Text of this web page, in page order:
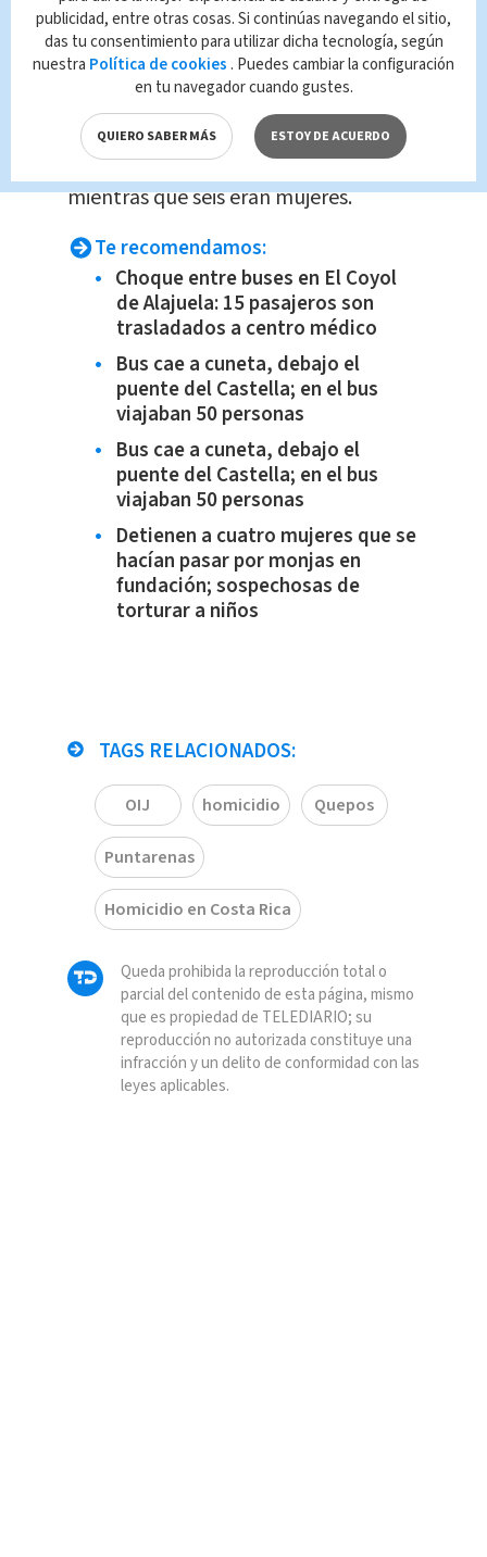
San José son las provincias con más
incidencia, con 40 cada una. Le sigue
Puntarenas con 34 homicidios y
Alajuela con 17.
De las víctimas 155 eran hombres,
mientras que seis eran mujeres.
Te recomendamos:
Choque entre buses en El Coyol
de Alajuela: 15 pasajeros son
trasladados a centro médico
Bus cae a cuneta, debajo el
puente del Castella; en el bus
viajaban 50 personas
Bus cae a cuneta, debajo el
puente del Castella; en el bus
viajaban 50 personas
Detienen a cuatro mujeres que se
hacían pasar por monjas en
fundación; sospechosas de
torturar a niños
TAGS RELACIONADOS:
OIJ homicidio Quepos
Puntarenas
Homicidio en Costa Rica
Queda prohibida la reproducción total o
parcial del contenido de esta página, mismo
que es propiedad de TELEDIARIO; su
reproducción no autorizada constituye una
infracción y un delito de conformidad con las
leyes aplicables.
publicidad, entre otras cosas. Si continúas navegando el sitio,
das tu consentimiento para utilizar dicha tecnología, según
nuestra Política de cookies . Puedes cambiar la configuración
en tu navegador cuando gustes.
QUIERO SABER MÁS ESTOY DE ACUERDO